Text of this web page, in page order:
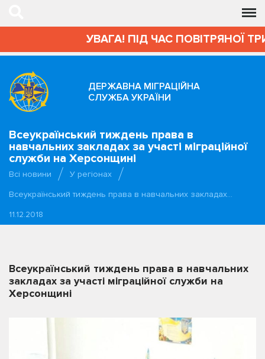
УВАГА! ПІД ЧАС ПОВІТРЯНОЇ
ДЕРЖАВНА МІГРАЦІЙНА
СЛУЖБА УКРАЇНИ
Всеукраїнський тиждень права в
навчальних закладах за участі міграційної
служби на Херсонщині
Всі новини
У регіонах
Всеукраїнський тиждень права в навчальних закладах…
11.12.2018
Всеукраїнський тиждень права в навчальних
закладах за участі міграційної служби на
Херсонщині